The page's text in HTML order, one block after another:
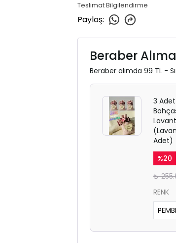
Teslimat Bilgilendirme
Paylaş:
Beraber
Beraber alımda 99 TL -
3
Adet)
%20
₺
RENK